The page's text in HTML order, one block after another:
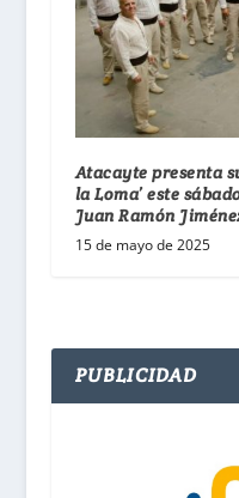
Atacayte presenta
la Loma’ este
Juan Ramón
15 de mayo de 2025
PUBLICIDAD